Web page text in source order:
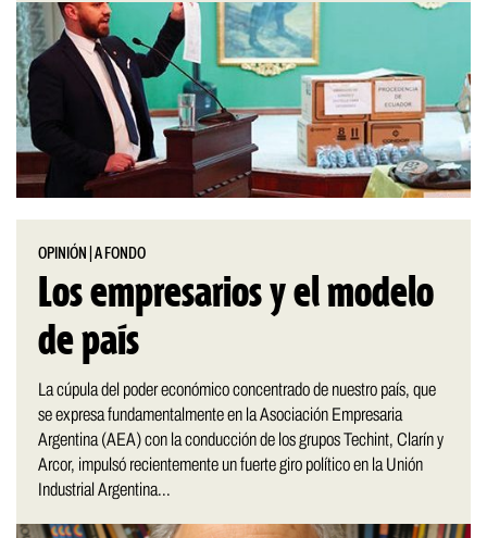
OPINIÓN |A FONDO
Los empresarios y el modelo
de país
La cúpula del poder económico concentrado de nuestro país, que
se expresa fundamentalmente en la Asociación Empresaria
Argentina (AEA) con la conducción de los grupos Techint, Clarín y
Arcor, impulsó recientemente un fuerte giro político en la Unión
Industrial Argentina...